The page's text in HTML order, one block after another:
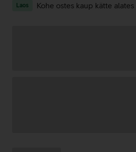
Laos Kohe ostes kaup kätte alates